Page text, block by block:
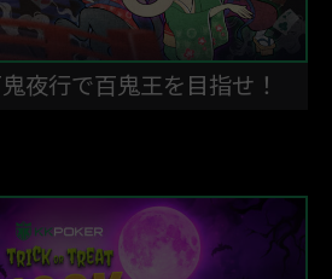
夜行で百鬼王を目指せ！